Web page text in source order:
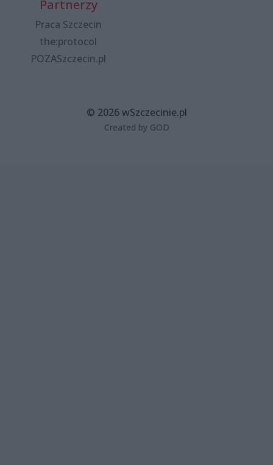
Partnerzy
Praca Szczecin
the:protocol
POZASzczecin.pl
© 2026 wSzczecinie.pl
Created by GOD